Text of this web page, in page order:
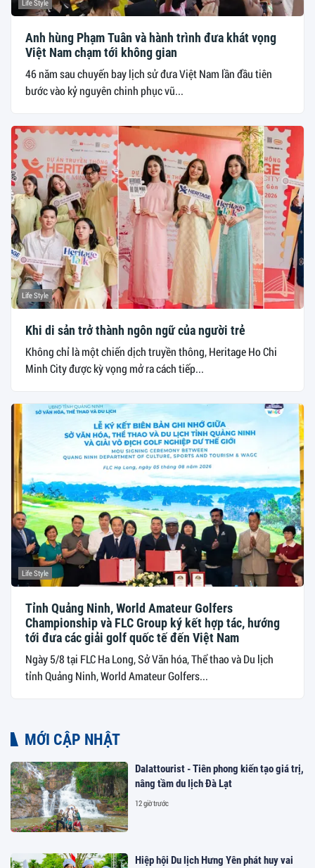
Life Style
Anh hùng Phạm Tuân và hành trình đưa khát vọng
Việt Nam chạm tới không gian
46 năm sau chuyến bay lịch sử đưa Việt Nam lần đầu tiên
bước vào kỷ nguyên chinh phục vũ...
Life Style
Khi di sản trở thành ngôn ngữ của người trẻ
Không chỉ là một chiến dịch truyền thông, Heritage Ho Chi
Minh City được kỳ vọng mở ra cách tiếp...
Life Style
Tỉnh Quảng Ninh, World Amateur Golfers
Championship và FLC Group ký kết hợp tác, hướng
tới đưa các giải golf quốc tế đến Việt Nam
Ngày 5/8 tại FLC Ha Long, Sở Văn hóa, Thể thao và Du lịch
tỉnh Quảng Ninh, World Amateur Golfers...
MỚI CẬP NHẬT
Dalattourist - Tiên phong kiến tạo giá trị,
nâng tầm du lịch Đà Lạt
12 giờ trước
Hiệp hội Du lịch Hưng Yên phát huy vai